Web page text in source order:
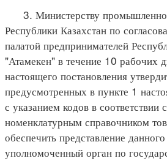
3. Министерству
Республики Казахстан по
палатой предпринимателей
"Атамекен" в течение 10 рабочих
настоящего постановления
предусмотренных в пункте 1
с указанием кодов в соответствии
номенклатурным справочником
обеспечить представление
уполномоченный орган по